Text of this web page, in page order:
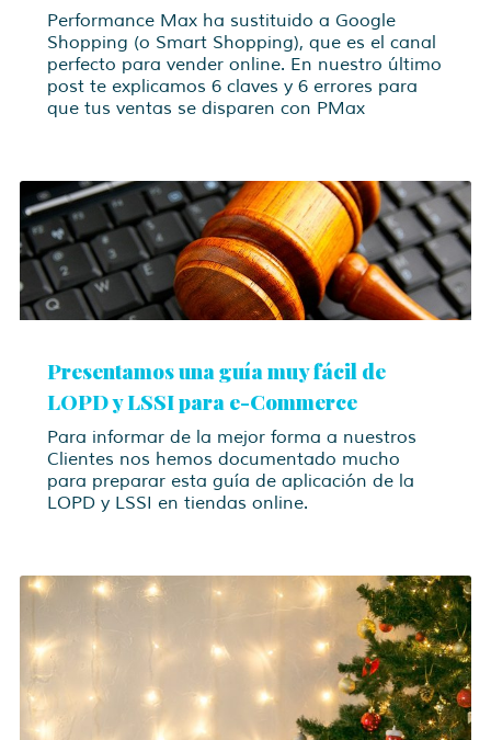
Performance Max ha sustituido a Google
Shopping (o Smart Shopping), que es el canal
perfecto para vender online. En nuestro último
post te explicamos 6 claves y 6 errores para
que tus ventas se disparen con PMax
Presentamos una guía muy fácil de
LOPD y LSSI para e-Commerce
Para informar de la mejor forma a nuestros
Clientes nos hemos documentado mucho
para preparar esta guía de aplicación de la
LOPD y LSSI en tiendas online.